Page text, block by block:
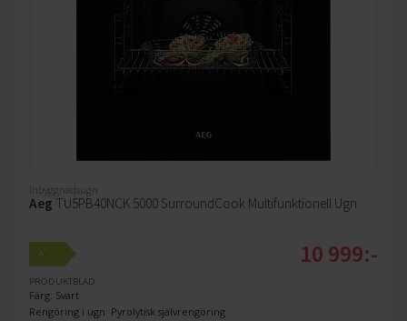
Inbyggnadsugn
Aeg TU5PB40NCK 5000 SurroundCook Multifunktionell Ugn
A+
PRODUKTBLAD
Färg: Svart
Rengöring i ugn: Pyrolytisk självrengöring
10 999:-